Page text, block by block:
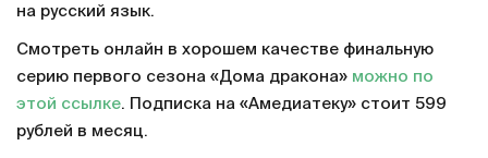
на русский язык.
Смотреть онлайн в хорошем качестве финальную
серию первого сезона «Дома дракона» можно по
этой ссылке. Подписка на «Амедиатеку» стоит 599
рублей в месяц.